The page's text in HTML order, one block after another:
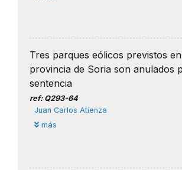
Tres parques eólicos previstos
provincia de Soria son anulados
sentencia
ref: Q293-64
Juan Carlos Atienza
más